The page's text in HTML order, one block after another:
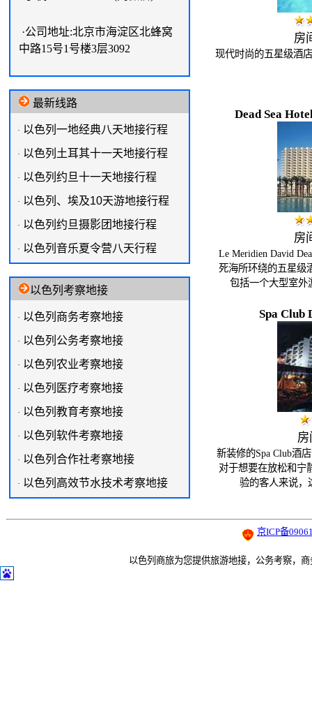
·公司地址:北京市海淀区北蜂窝
中路15号1号楼3层3092
最新线路
· 以色列一地经典八天地接行程
· 以色列土耳其十一天地接行程
· 以色列约旦十一天地接行程
· 以色列、埃及10天游地接行程
· 以色列约旦摄影团地接行程
· 以色列音乐夏令营八天行程
以色列考察地接
· 以色列商务考察地接
· 以色列公务考察地接
· 以色列农业考察地接
· 以色列医疗考察地接
· 以色列教育考察地接
· 以色列软件考察地接
· 以色列合作社考察地接
· 以色列高效节水技术考察地接
房
现代时尚的五星级酒
Dead Sea
房
Le Meridien David
死海所环绕的五星级
包括一个大型室外
Spa Club
新装修的Spa Club酒
对于想要在放松和宁
验的客人来说，
京ICP备
以色列商旅为您提供旅游地接，公务考察，